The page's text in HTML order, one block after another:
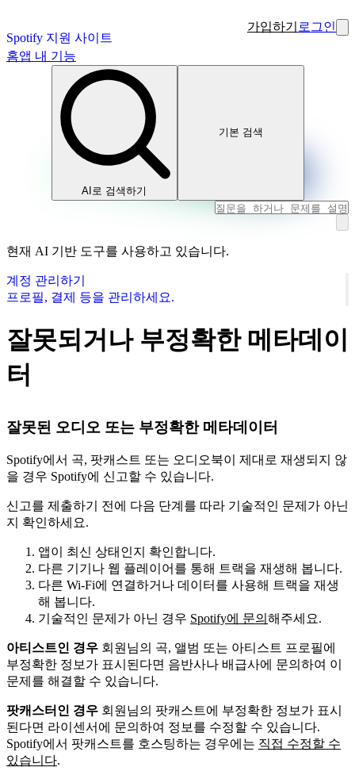
Spotify 지원 사이트
가입하기 로그인
홈앱 내 기능
AI로 검색하기
기본 검색
현재 AI 기반 도구를 사용하고 있습니다.
계정 관리하기
프로필, 결제 등을 관리하세요.
잘못되거나 부정확한 메타데이
터
잘못된 오디오 또는 부정확한 메타데이터
Spotify에서 곡, 팟캐스트 또는 오디오북이 제대로 재생되지 않
을 경우 Spotify에 신고할 수 있습니다.
신고를 제출하기 전에 다음 단계를 따라 기술적인 문제가 아닌
지 확인하세요.
앱이 최신 상태인지 확인합니다.
다른 기기나 웹 플레이어를 통해 트랙을 재생해 봅니다.
다른 Wi-Fi에 연결하거나 데이터를 사용해 트랙을 재생
해 봅니다.
기술적인 문제가 아닌 경우 Spotify에 문의 해주세요.
아티스트인 경우 회원님의 곡, 앨범 또는 아티스트 프로필에
부정확한 정보가 표시된다면 음반사나 배급사에 문의하여 이
문제를 해결할 수 있습니다.
팟캐스터인 경우 회원님의 팟캐스트에 부정확한 정보가 표시
된다면 라이센서에 문의하여 정보를 수정할 수 있습니다.
Spotify에서 팟캐스트를 호스팅하는 경우에는 직접 수정할 수
있습니다.